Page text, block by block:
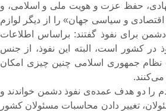
حفظ عزت و هویت ملی و اسلامی، و
و سیاسی جهان» را از دیگر لوازم
برای نفوذ گفتند: براساس اطلاعات
در کشور است، البته این نفوذ، از جنس
نظام جمهوری اسلامی چنین چیزی امکان
می‌کنند.
را دو هدف عمده‌ی نفوذ دشمن خواندند و
تغییر دادن محاسبات مسئولان کشور